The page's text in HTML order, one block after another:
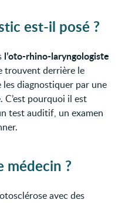
est-il posé ?
l’oto-rhino-laryngologiste
trouvent derrière le
les diagnostiquer par une
C’est pourquoi il est
test auditif, un examen
médecin ?
avec des